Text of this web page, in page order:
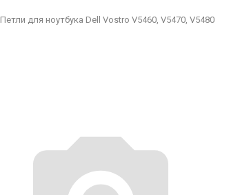
Петли для ноутбука Dell Vostro V5460, V5470, V5480